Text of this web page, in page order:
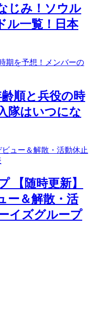
じみ！ソウル
ル一覧！日本
順と兵役の時
隊はいつにな
【随時更新】
ー＆解散・活
イズグループ